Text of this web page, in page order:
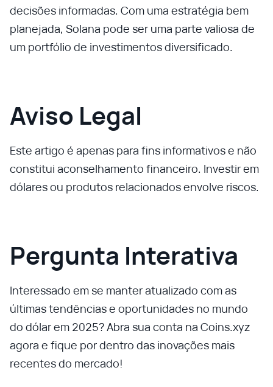
decisões informadas. Com uma estratégia bem
planejada, Solana pode ser uma parte valiosa de
um portfólio de investimentos diversificado.
Aviso Legal
Este artigo é apenas para fins informativos e não
constitui aconselhamento financeiro. Investir em
dólares ou produtos relacionados envolve riscos.
Pergunta Interativa
Interessado em se manter atualizado com as
últimas tendências e oportunidades no mundo
do dólar em 2025? Abra sua conta na Coins.xyz
agora e fique por dentro das inovações mais
recentes do mercado!